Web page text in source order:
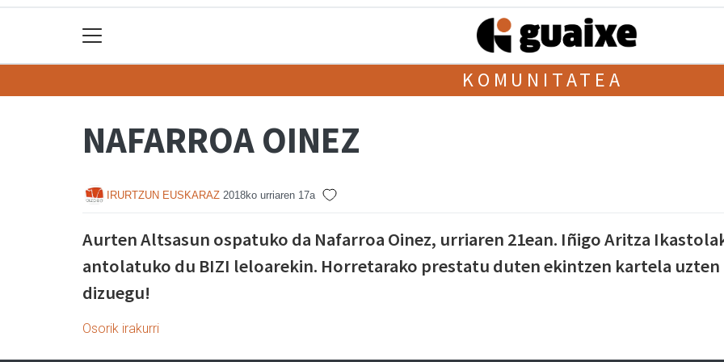
KOMUNITATEA
NAFARROA OINEZ
IRURTZUN EUSKARAZ 2018ko urriaren 17a
Aurten Altsasun ospatuko da Nafarroa Oinez, urriaren 21ean. Iñigo Aritza
antolatuko du BIZI leloarekin. Horretarako prestatu duten ekintzen kartela uzten
dizuegu!
Osorik irakurri